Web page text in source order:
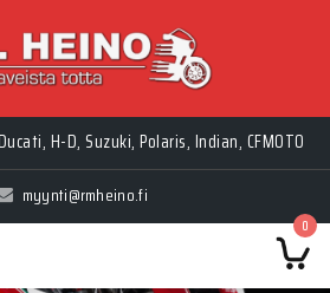
H-D, Suzuki, Polaris, Indian, CFMOTO
myynti@rmheino.fi
0